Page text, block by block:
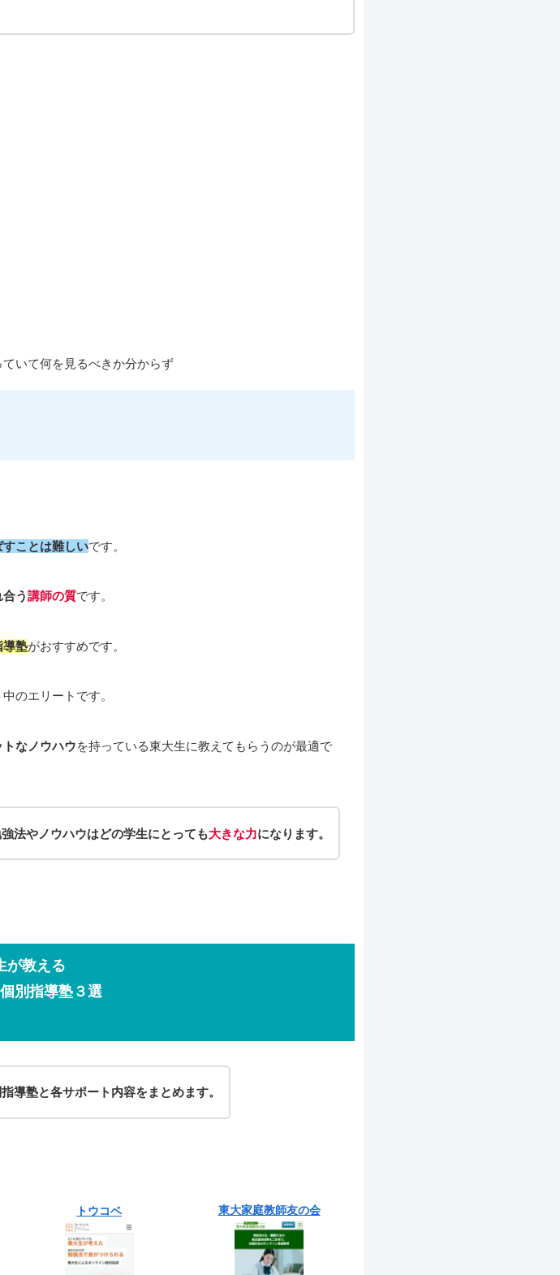
いて何を見るべきか分からず
ことは難しいです。
う講師の質です。
導塾がおすすめです。
のエリートです。
トなノウハウを持っている東大生に教えてもらうのが最適で
法やノウハウはどの学生にとっても大きな力になります。
が教える
別指導塾３選
導塾と各サポート内容をまとめます。
トウコベ 東大家庭教師友の会